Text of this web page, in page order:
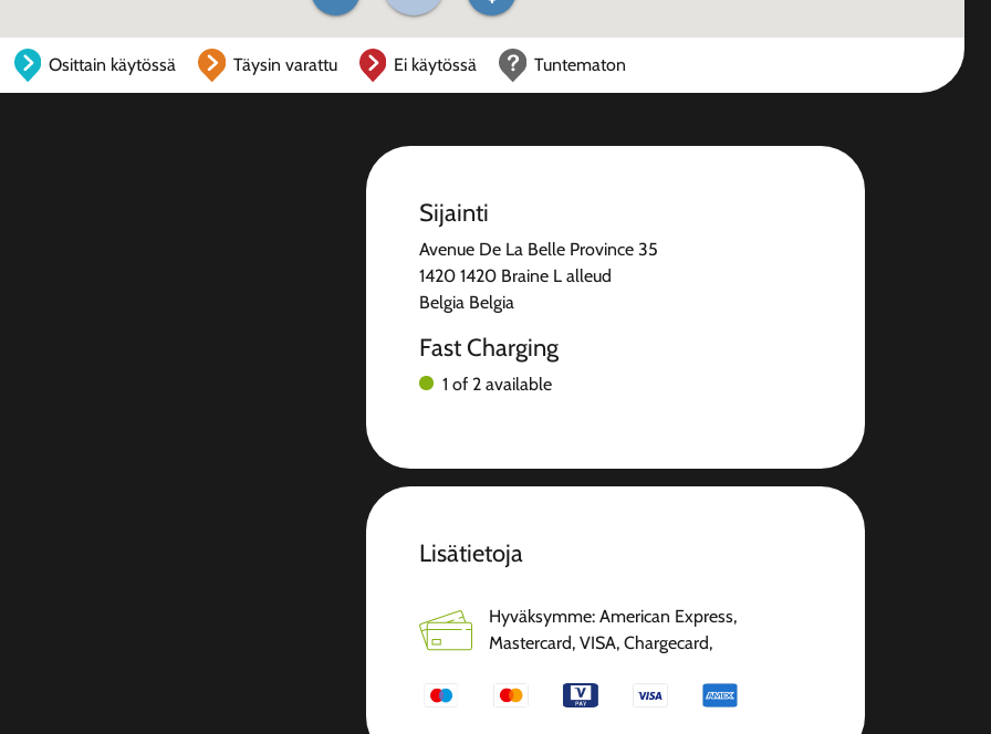
Osittain käytössä Täysin varattu Ei käytössä Tuntematon
Sijainti
Avenue De La Belle Province 35
1420 1420 Braine L alleud
Belgia Belgia
Fast Charging
1 of 2 available
Lisätietoja
Hyväksymme: American Express,
Mastercard, VISA, Chargecard,